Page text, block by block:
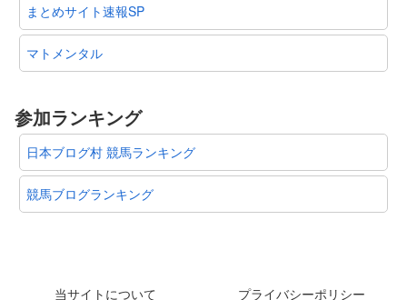
まとめサイト速報SP
マトメンタル
参加ランキング
日本ブログ村 競馬ランキング
競馬ブログランキング
当サイトについて プライバシーポリシー